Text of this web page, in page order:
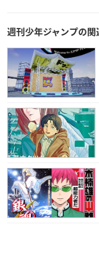
週刊少年ジャンプの関